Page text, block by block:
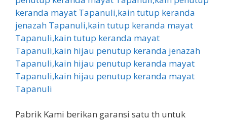
Pabrik Kami berikan garansi satu th untuk